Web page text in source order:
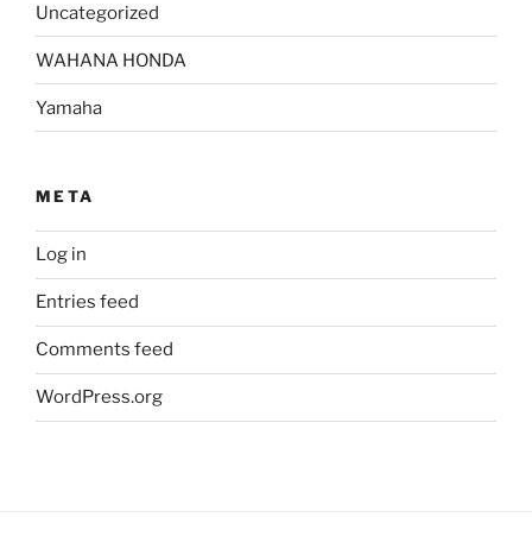
Uncategorized
WAHANA HONDA
Yamaha
META
Log in
Entries feed
Comments feed
WordPress.org